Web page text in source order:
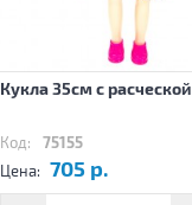
Кукла 35см с расческой
Код: 75155
Цена: 705 р.